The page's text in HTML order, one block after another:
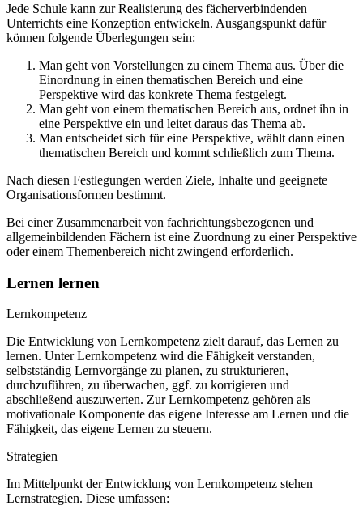
Jede Schule kann zur Realisierung des fächerverbindenden
Unterrichts eine Konzeption entwickeln. Ausgangspunkt dafür
können folgende Überlegungen sein:
Man geht von Vorstellungen zu einem Thema aus. Über die
Einordnung in einen thematischen Bereich und eine
Perspektive wird das konkrete Thema festgelegt.
Man geht von einem thematischen Bereich aus, ordnet ihn in
eine Perspektive ein und leitet daraus das Thema ab.
Man entscheidet sich für eine Perspektive, wählt dann einen
thematischen Bereich und kommt schließlich zum Thema.
Nach diesen Festlegungen werden Ziele, Inhalte und geeignete
Organisationsformen bestimmt.
Bei einer Zusammenarbeit von fachrichtungsbezogenen und
allgemeinbildenden Fächern ist eine Zuordnung zu einer Perspektive
oder einem Themenbereich nicht zwingend erforderlich.
Lernen lernen
Lernkompetenz
Die Entwicklung von Lernkompetenz zielt darauf, das Lernen zu
lernen. Unter Lernkompetenz wird die Fähigkeit verstanden,
selbstständig Lernvorgänge zu planen, zu strukturieren,
durchzuführen, zu überwachen, ggf. zu korrigieren und
abschließend auszuwerten. Zur Lernkompetenz gehören als
motivationale Komponente das eigene Interesse am Lernen und die
Fähigkeit, das eigene Lernen zu steuern.
Strategien
Im Mittelpunkt der Entwicklung von Lernkompetenz stehen
Lernstrategien. Diese umfassen: